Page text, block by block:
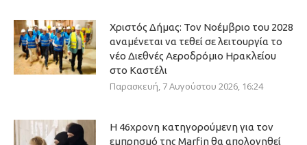
Χριστός Δήμας: Τον Νοέμβριο του 2028
αναμένεται να τεθεί σε λειτουργία το
νέο Διεθνές Αεροδρόμιο Ηρακλείου
στο Καστέλι
Παρασκευή, 7 Αυγούστου 2026, 16:24
Η 46χρονη κατηγορούμενη για τον
εμπρησμό της Marfin θα απολογηθεί